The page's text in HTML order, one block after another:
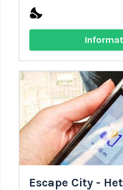
nights_stay
Escape City -